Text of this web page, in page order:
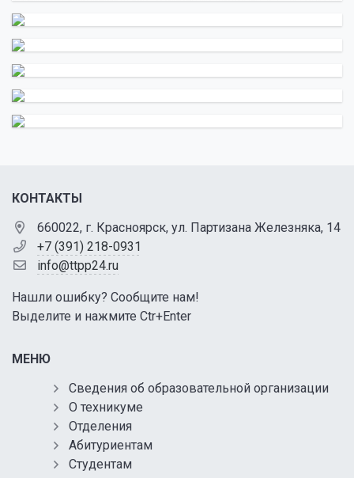
КОНТАКТЫ
660022, г. Красноярск, ул. Партизана Железняка, 14
+7 (391) 218-0931
info@ttpp24.ru
Нашли ошибку? Сообщите нам!
Выделите и нажмите Ctr+Enter
МЕНЮ
Сведения об образовательной организации
О техникуме
Отделения
Абитуриентам
Студентам